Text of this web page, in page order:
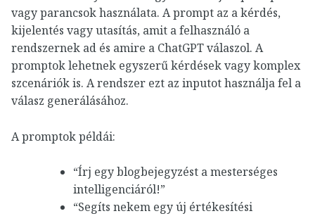
vagy parancsok használata. A prompt az a kérdés,
kijelentés vagy utasítás, amit a felhasználó a
rendszernek ad és amire a ChatGPT válaszol. A
promptok lehetnek egyszerű kérdések vagy komplex
szcenáriók is. A rendszer ezt az inputot használja fel a
válasz generálásához.
A promptok példái:
“Írj egy blogbejegyzést a mesterséges
intelligenciáról!”
“Segíts nekem egy új értékesítési